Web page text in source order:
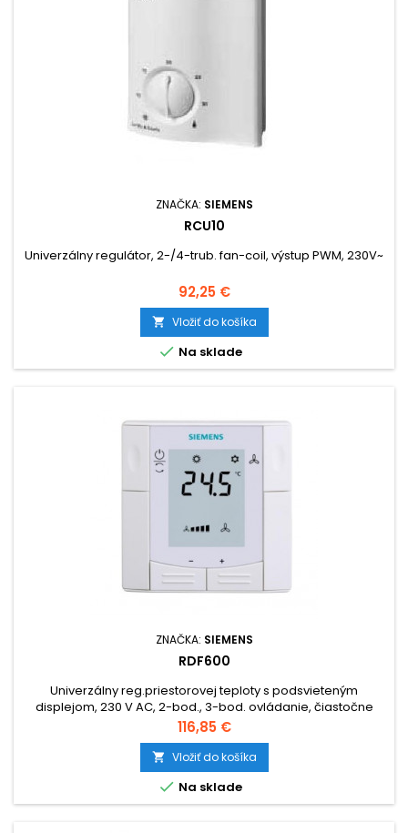
ZNAČKA: SIEMENS
RCU10
Univerzálny regulátor, 2-/4-trub. fan-coil, výstup PWM, 230V~
Cena
92,25 €
 Vložiť do košíka
 Na sklade
ZNAČKA: SIEMENS
RDF600
Univerzálny reg.priestorovej teploty s podsvieteným
displejom, 230 V AC, 2-bod., 3-bod. ovládanie, čiastočne
zapustená montáž.
Cena
116,85 €
 Vložiť do košíka
 Na sklade